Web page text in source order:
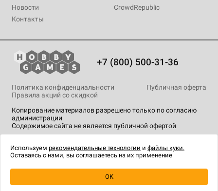
Новости
Контакты
CrowdRepublic
+7 (800) 500-31-36
Копирование материалов разрешено только по согласию
администрации
Содержимое сайта не является публичной офертой
Политика конфиденциальности
Публичная оферта
Правила акций со скидкой
технологии .
Используем рекомендательные технологии и файлы куки.
Оставаясь с нами, вы соглашаетесь на их применение
OK